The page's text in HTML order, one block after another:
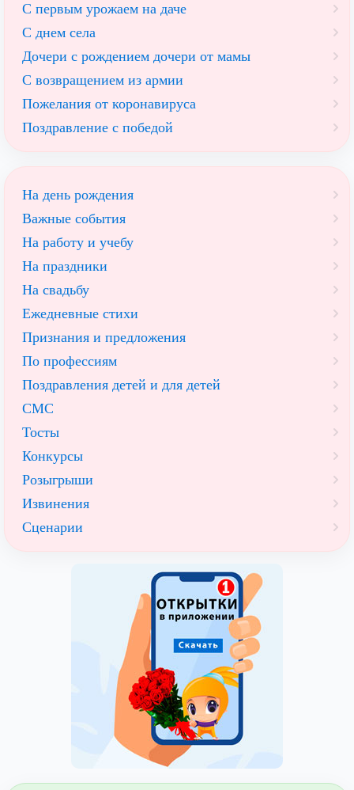
С первым урожаем на даче
С днем села
Дочери с рождением дочери от мамы
С возвращением из армии
Пожелания от коронавируса
Поздравление с победой
На день рождения
Важные события
На работу и учебу
На праздники
На свадьбу
Ежедневные стихи
Признания и предложения
По профессиям
Поздравления детей и для детей
СМС
Тосты
Конкурсы
Розыгрыши
Извинения
Сценарии